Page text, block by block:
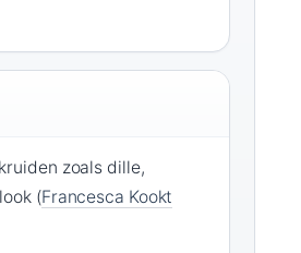
zoals dille,
(Francesca Kookt